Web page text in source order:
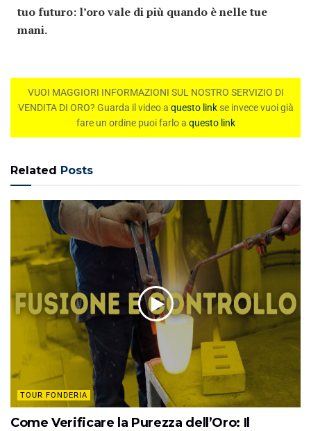
tuo futuro: l’oro vale di più quando è nelle tue
mani.
VUOI MAGGIORI INFORMAZIONI SUL NOSTRO SERVIZIO DI
VENDITA DI ORO? Guarda il video a questo linkse invece vuoi già
fare un ordine puoi farlo a questo link
Related Posts
TOUR FONDERIA
Come Verificare la Purezza dell’Oro: Il